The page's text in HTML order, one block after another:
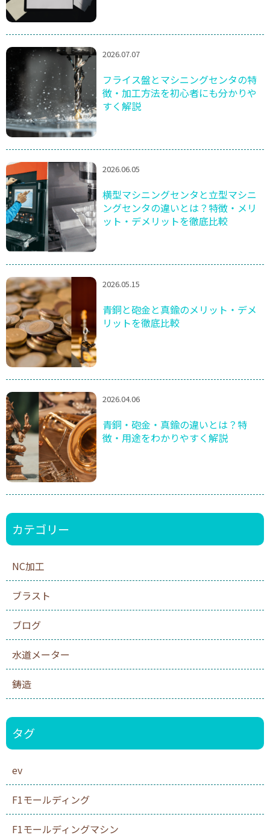
2026.07.07
フライス盤とマシニングセンタの特
徴・加工方法を初心者にも分かりや
すく解説
2026.06.05
横型マシニングセンタと立型マシニ
ングセンタの違いとは？特徴・メリ
ット・デメリットを徹底比較
2026.05.15
青銅と砲金と真鍮のメリット・デメ
リットを徹底比較
2026.04.06
青銅・砲金・真鍮の違いとは？特
徴・用途をわかりやすく解説
カテゴリー
NC加工
ブラスト
ブログ
水道メーター
鋳造
タグ
ev
F1モールディング
F1モールディングマシン